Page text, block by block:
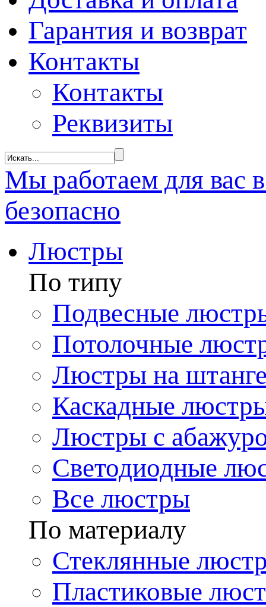
Гарантия и возврат
Контакты
Контакты
Реквизиты
Мы работаем для вас
безопасно
Люстры
По типу
Подвесные
Потолочные
Люстры на
Каскадные
Люстры с
Светодиодные
Все люстры
По материалу
Стеклянные
Пластиковые